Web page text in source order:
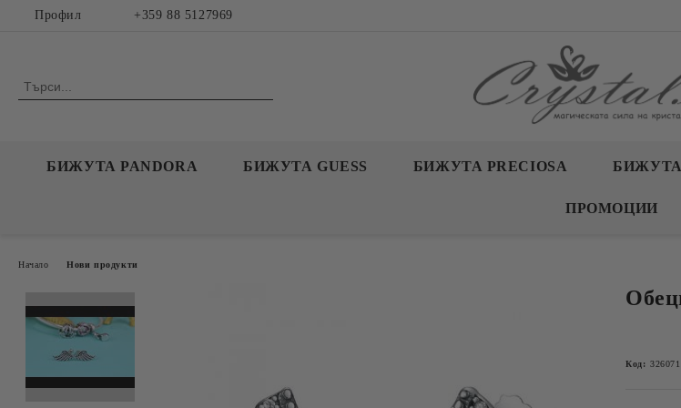
Профил +359 88 5127969
БИЖУТА PANDORA БИЖУТА GUESS БИЖУТА PRECIOSA
ПРОМОЦИИ
Начало Нови продукти
Код: